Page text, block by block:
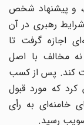
و پیشنهاد شخص
رهبری در آن
اجازه گرفت تا
مخالف با اصل
کند. پس از کسب
که مورد قبول
خامنه‌ای به رأی
رسید.